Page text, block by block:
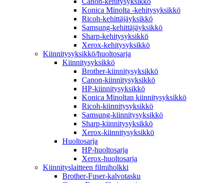
Konica Minolta -kehitysyksikkö
Ricoh-kehittäjäyksikkö
Samsung-kehittäjäyksikkö
Sharp-kehitysyksikkö
Xerox-kehitysyksikkö
Kiinnitysyksikkö/huoltosarja
Kiinnitysyksikkö
Brother-kiinnitysyksikkö
Canon-kiinnitysyksikkö
HP-kiinnitysyksikkö
Konica Minoltan kiinnitysyksikkö
Ricoh-kiinnitysyksikkö
Samsung-kiinnitysyksikkö
Sharp-kiinnitysyksikkö
Xerox-kiinnitysyksikkö
Huoltosarja
HP-huoltosarja
Xerox-huoltosarja
Kiinnityslaitteen filmiholkki
Brother-Fuser-kalvotasku